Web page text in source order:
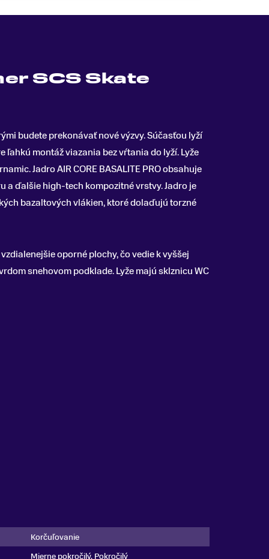
SCS Skate
budete prekonávať nové výzvy.Súčasťou lyží
ľahkú montáž viazania bez vŕtania do lyží. Lyže
Jadro AIR CORE BASALITE PRO obsahuje
a ďalšie high-tech kompozitné vrstvy. Jadro je
bazaltových vlákien, ktoré dolaďujú torzné
oporné plochy, čo vedie k vyššej
snehovom podklade. Lyže majú sklznicu WC
Korčuľovanie
Mierne pokročilý, Pokročilý